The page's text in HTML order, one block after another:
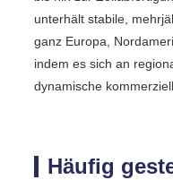
unterhält stabile,
ganz Europa,
indem es sich an
dynamische
Häufig